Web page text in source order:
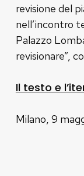
revisione del
nell’incontro
Palazzo
revisionare”,
Il testo e
Milano, 9